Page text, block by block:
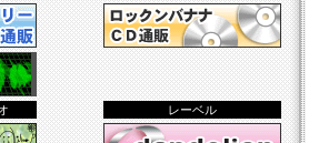
レーベル